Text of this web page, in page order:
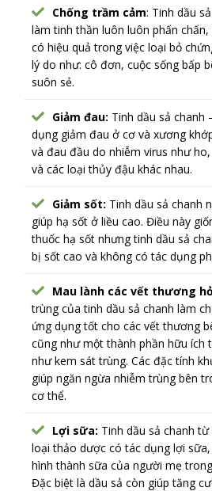
Chống trầm cảm: Tinh dầu
làm tinh thần luôn luôn phấn
có hiệu quả trong việc loại bỏ
lý do như: cô đơn, cuộc sống bấp
suôn sẻ.
Giảm đau: Tinh dầu sả chanh
dụng giảm đau ở cơ và xương
và đau đầu do nhiễm virus như
và các loại thủy đậu khác nhau.
Giảm sốt: Tinh dầu sả chanh
giúp hạ sốt ở liều cao. Điều này
thuốc hạ sốt nhưng tinh dầu sả
bị sốt cao và không có tác dụng
Mau lành các vết thương
trùng của tinh dầu sả chanh làm
ứng dụng tốt cho các vết thương
cũng như một thành phần hữu ích
như kem sát trùng. Các đặc tính
giúp ngăn ngừa nhiễm trùng bên
cơ thể.
Lợi sữa: Tinh dầu sả chanh
loại thảo dược có tác dụng lợi
hình thành sữa của người mẹ
Đặc biệt là dầu sả còn giúp tăng